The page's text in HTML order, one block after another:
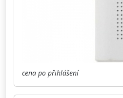
cena po přihlášení